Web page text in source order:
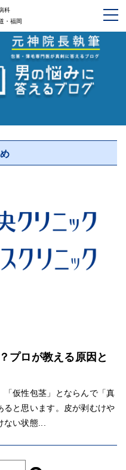
科
・福岡
プロが教える原因と
仮性包茎」とならんで「真
と思います。皮が剥むけや
ない状態...